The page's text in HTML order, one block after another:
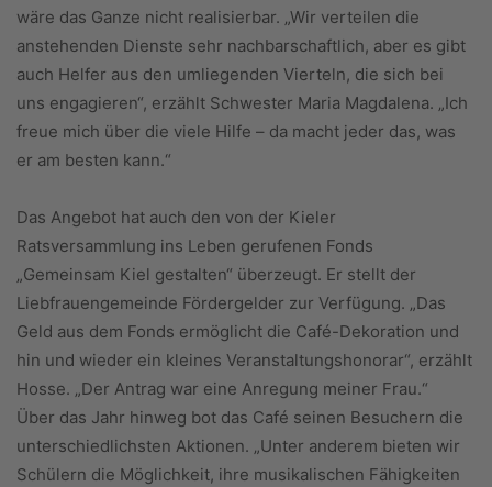
wäre das Ganze nicht realisierbar. „Wir verteilen die
anstehenden Dienste sehr nachbarschaftlich, aber es gibt
auch Helfer aus den umliegenden Vierteln, die sich bei
uns engagieren“, erzählt Schwester Maria Magdalena. „Ich
freue mich über die viele Hilfe – da macht jeder das, was
er am besten kann.“
Das Angebot hat auch den von der Kieler
Ratsversammlung ins Leben gerufenen Fonds
„Gemeinsam Kiel gestalten“ überzeugt. Er stellt der
Liebfrauengemeinde Fördergelder zur Verfügung. „Das
Geld aus dem Fonds ermöglicht die Café-Dekoration und
hin und wieder ein kleines Veranstaltungshonorar“, erzählt
Hosse. „Der Antrag war eine Anregung meiner Frau.“
Über das Jahr hinweg bot das Café seinen Besuchern die
unterschiedlichsten Aktionen. „Unter anderem bieten wir
Schülern die Möglichkeit, ihre musikalischen Fähigkeiten